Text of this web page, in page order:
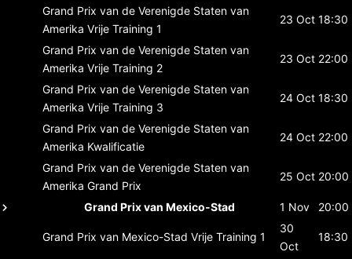
Grand Prix van de Verenigde Staten van
Amerika Vrije Training 1
23 Oct 18:30
Grand Prix van de Verenigde Staten van
Amerika Vrije Training 2
23 Oct 22:00
Grand Prix van de Verenigde Staten van
Amerika Vrije Training 3
24 Oct 18:30
Grand Prix van de Verenigde Staten van
Amerika Kwalificatie
24 Oct 22:00
Grand Prix van de Verenigde Staten van
Amerika Grand Prix
25 Oct 20:00
Grand Prix van Mexico-Stad 1 Nov 20:00
Grand Prix van Mexico-Stad Vrije Training 1
30
Oct
18:30